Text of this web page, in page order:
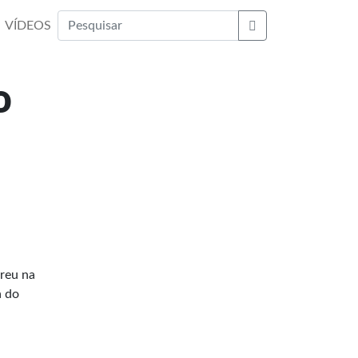
VÍDEOS
Buscar
na
do